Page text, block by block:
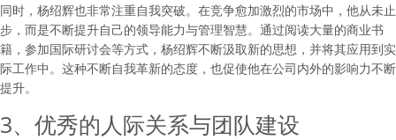
同时，杨绍辉也非常注重自我突破。在竞争愈加激烈的市场中，他从未止
步，而是不断提升自己的领导能力与管理智慧。通过阅读大量的商业书
籍，参加国际研讨会等方式，杨绍辉不断汲取新的思想，并将其应用到实
际工作中。这种不断自我革新的态度，也促使他在公司内外的影响力不断
提升。
3、优秀的人际关系与团队建设